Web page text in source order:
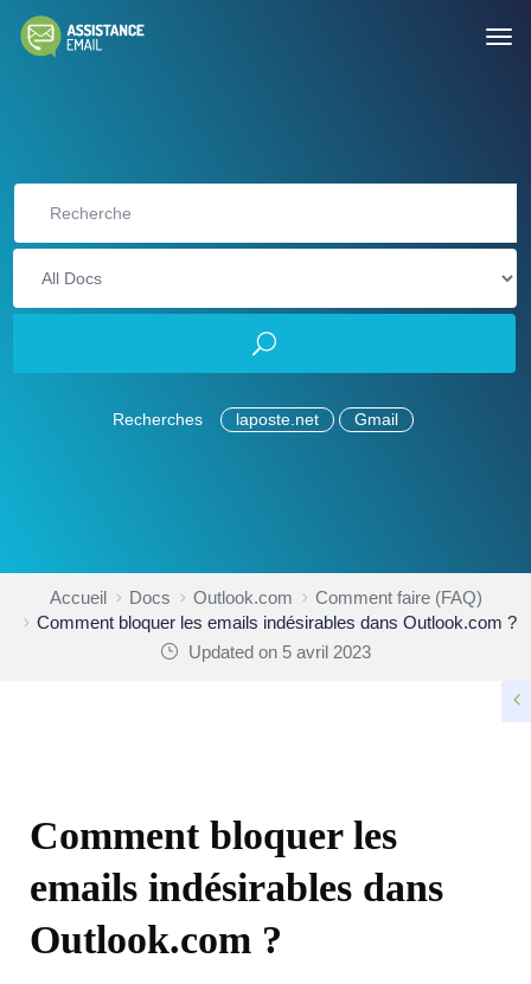
Recherches laposte.net Gmail
Accueil Docs Outlook.com
Comment faire (FAQ)
Comment bloquer les emails indésirables dans Outlook.com ?
Updated on 5 avril 2023
Comment bloquer les
emails indésirables dans
Outlook.com ?